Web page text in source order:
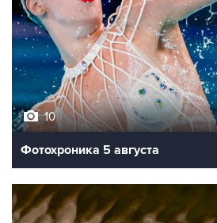
10
Фотохроника 5 августа